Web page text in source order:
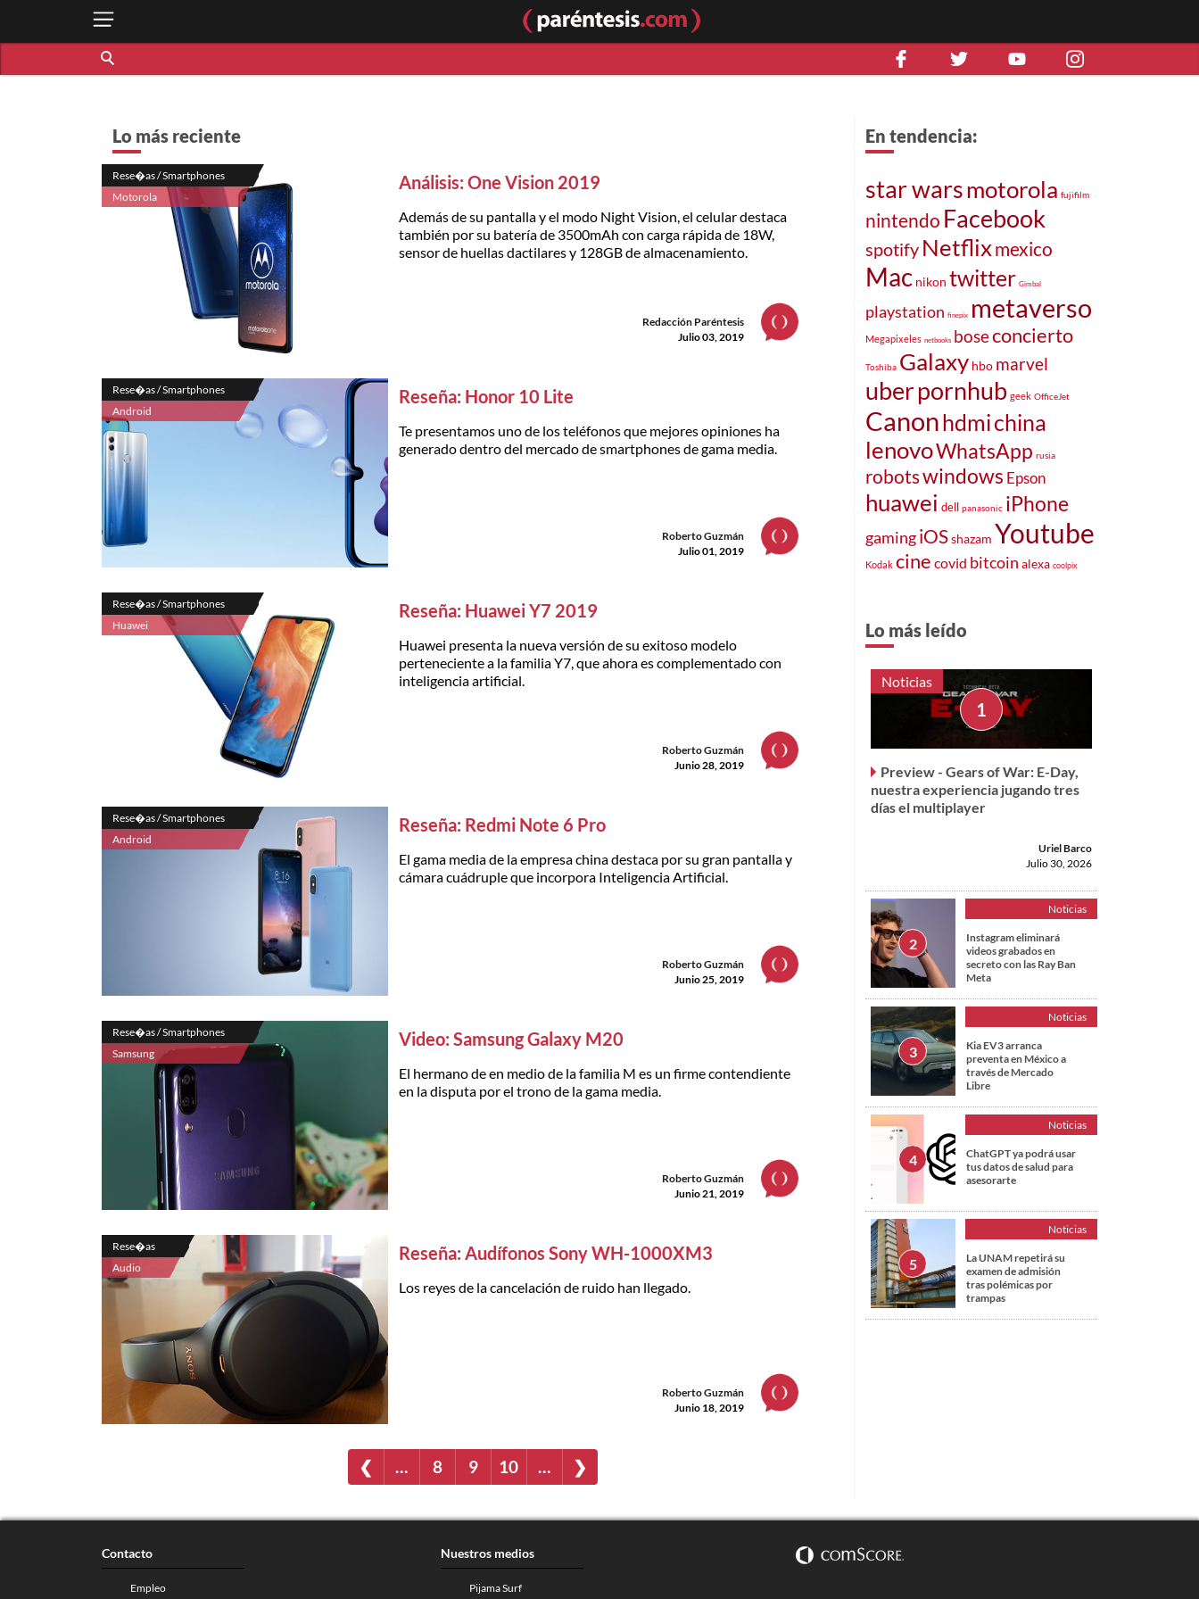
Lo más reciente
Rese�as / Smartphones
Motorola
Análisis: One Vision 2019
Además de su pantalla y el modo Night Vision, el celular destaca
también por su batería de 3500mAh con carga rápida de 18W,
sensor de huellas dactilares y 128GB de almacenamiento.
Redacción Paréntesis
Julio 03, 2019
Rese�as / Smartphones
Android
Reseña: Honor 10 Lite
Te presentamos uno de los teléfonos que mejores opiniones ha
generado dentro del mercado de smartphones de gama media.
Roberto Guzmán
Julio 01, 2019
Rese�as / Smartphones
Huawei
Reseña: Huawei Y7 2019
Huawei presenta la nueva versión de su exitoso modelo
perteneciente a la familia Y7, que ahora es complementado con
inteligencia artificial.
Roberto Guzmán
Junio 28, 2019
Rese�as / Smartphones
Android
Reseña: Redmi Note 6 Pro
El gama media de la empresa china destaca por su gran pantalla y
cámara cuádruple que incorpora Inteligencia Artificial.
Roberto Guzmán
Junio 25, 2019
Rese�as / Smartphones
Samsung
Video: Samsung Galaxy M20
El hermano de en medio de la familia M es un firme contendiente
en la disputa por el trono de la gama media.
Roberto Guzmán
Junio 21, 2019
Rese�as
Audio
Reseña: Audífonos Sony WH-1000XM3
Los reyes de la cancelación de ruido han llegado.
Roberto Guzmán
Junio 18, 2019
❮ … 8 9 10 … ❯
En tendencia:
star warsmotorola fujifilm
nintendo Facebook
spotify Netflixmexico
Mac nikon twitter Gimbal
playstation finepix metaverso
Megapixeles netbooks boseconcierto
Toshiba Galaxy hbo marvel
uberpornhub geek OfficeJet
Canonhdmichina
lenovoWhatsApp rusia
robotswindows Epson
huawei dell panasonic iPhone
gamingiOSshazam Youtube
Kodak cine covid bitcoin alexa coolpix
Lo más leído
Noticias
Preview - Gears of War: E-Day,
nuestra experiencia jugando tres
días el multiplayer
Uriel Barco
Julio 30, 2026
Noticias
Instagram eliminará
videos grabados en
secreto con las Ray Ban
Meta
Noticias
Kia EV3 arranca
preventa en México a
través de Mercado
Libre
Noticias
ChatGPT ya podrá usar
tus datos de salud para
asesorarte
Noticias
La UNAM repetirá su
examen de admisión
tras polémicas por
trampas
Contacto
Empleo
Nuestros medios
Pijama Surf